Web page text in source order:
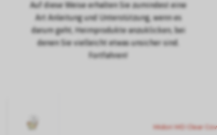
Auf diese Weise erhalten Sie zumindest eine
Art Anleitung und Unterstützung, wenn es
darum geht, Heimprodukte anzuklicken, bei
denen Sie vielleicht etwas unsicher sind.
Fortfahren!
Midori MD Clear